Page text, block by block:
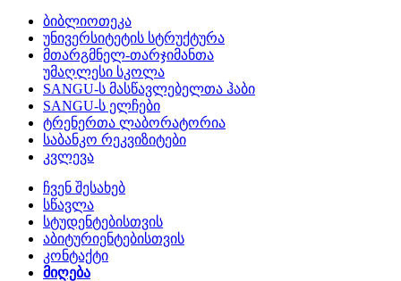
ბიბლიოთეკა
უნივერსიტეტის სტრუქტურა
მთარგმნელ-თარჯიმანთა
უმაღლესი სკოლა
SANGU-ს მასწავლებელთა ჰაბი
SANGU-ს ელჩები
ტრენერთა ლაბორატორია
საბანკო რეკვიზიტები
კვლევა
ჩვენ შესახებ
სწავლა
სტუდენტებისთვის
აბიტურიენტებისთვის
კონტაქტი
მიღება